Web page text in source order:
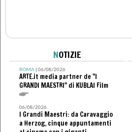
NOTIZIE
ROMA| 06/08/2026
ARTE.it media partner de "I
GRANDI MAESTRI" di KUBLAI Film
06/08/2026
I Grandi Maestri: da Caravaggio
a Herzog, cinque appuntamenti